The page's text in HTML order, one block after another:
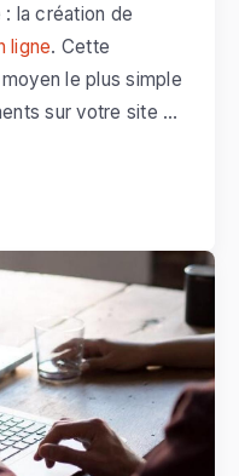
la création de
ligne. Cette
le plus simple
sur votre site de
?